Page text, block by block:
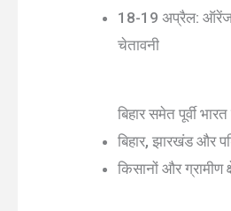
18-19 अप्रैल: ऑरेंज
चेतावनी
बिहार समेत पूर्वी
बिहार, झारखंड और
किसानों और ग्रामीण